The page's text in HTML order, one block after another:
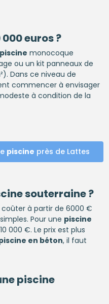
euros ?
piscine monocoque
ou un kit panneaux de
Dans ce niveau de
commencer à envisager
à condition de la
piscine près de Lattes
souterraine ?
à partir de 6000 €
Pour une piscine
000 €. Le prix est plus
en béton, il faut
piscine